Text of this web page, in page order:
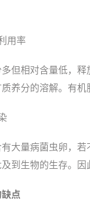
用率
但相对含量低，
养分的溶解。有
大量病菌虫卵，
到生物的生存。
点